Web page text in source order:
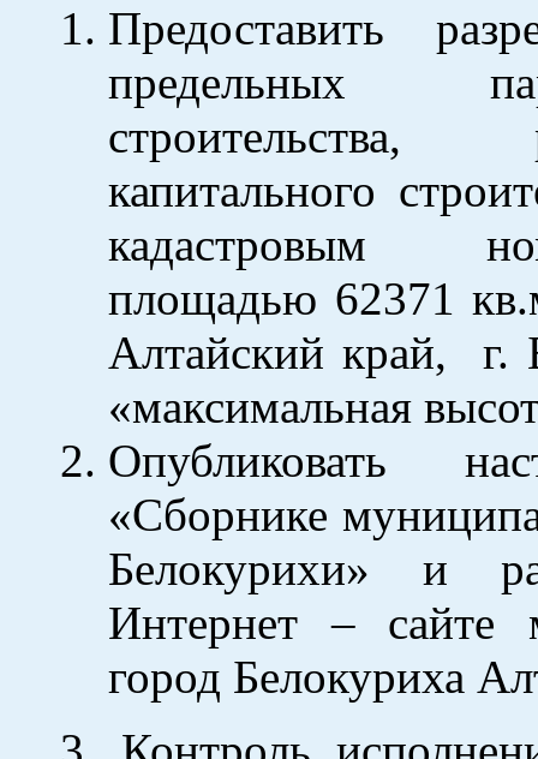
Предоставить
предельных
строительства,
капитального
кадастровым
площадью 62371
Алтайский край, г.
«максимальная
Опубликовать
«Сборнике
Белокурихи» и
Интернет – сайте
город Белокуриха